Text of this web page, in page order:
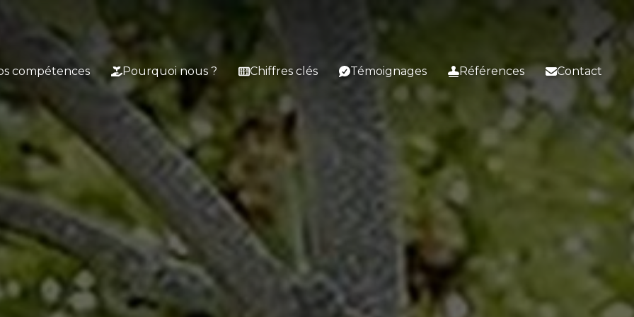
compétences Pourquoi nous ? Chiffres clés Témoignages Références Contact